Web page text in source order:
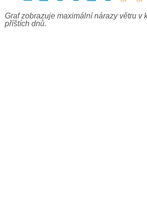
Graf zobrazuje maximální nárazy větru v
příštích dnů.